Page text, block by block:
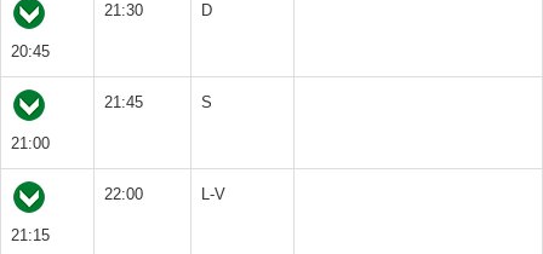
20:45
21:30 D
21:00
21:45 S
21:15
22:00 L-V